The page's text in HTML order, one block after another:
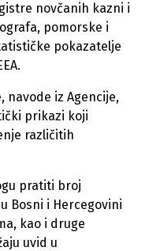
novčanih kazni i
pomorske i
pokazatelje
navode iz Agencije,
prikazi koji
različitih
pratiti broj
Bosni i Hercegovini
kao i druge
uvid u